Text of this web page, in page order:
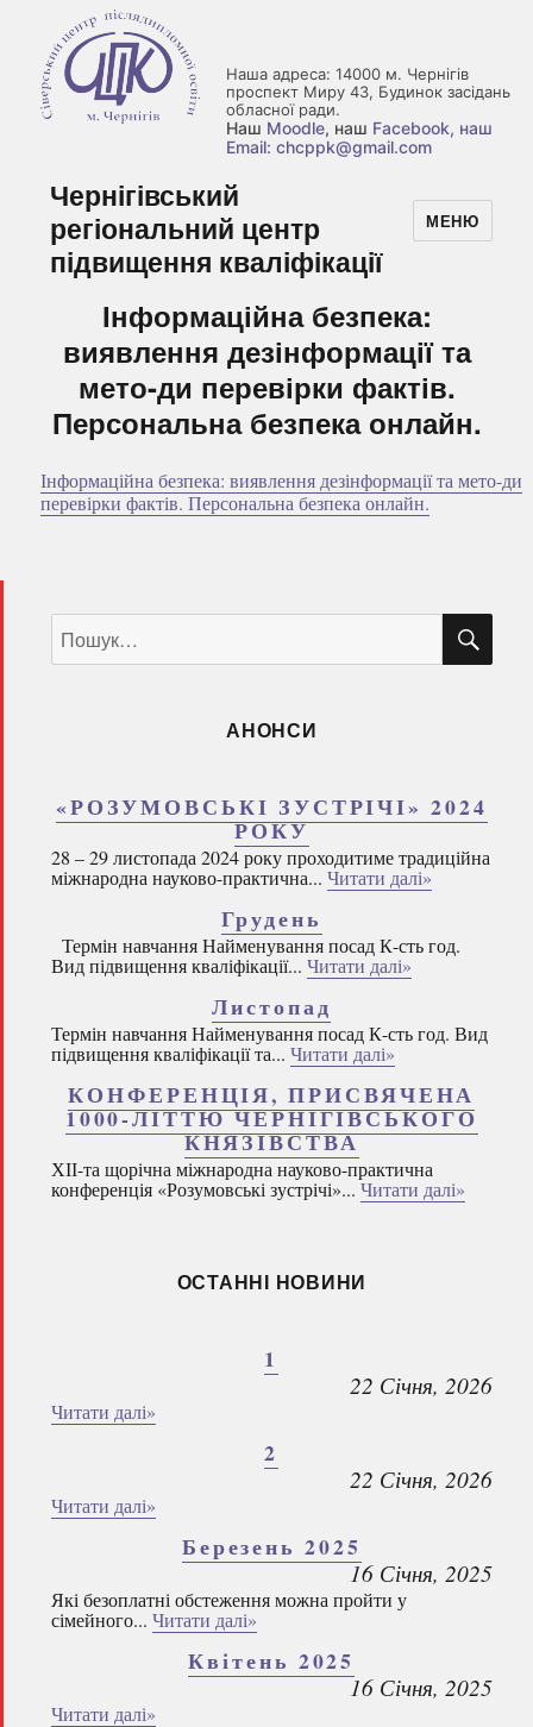
Наша адреса: 14000 м. Чернігів
проспект Миру 43, Будинок засідань
обласної ради.
Наш Moodle, наш Facebook, наш
Email: chcppk@gmail.com
Чернігівський
регіональний центр
підвищення кваліфікації
МЕНЮ
Інформаційна безпека:
виявлення дезінформації та
мето-ди перевірки фактів.
Персональна безпека онлайн.
Інформаційна безпека: виявлення дезінформації та мето-ди
перевірки фактів. Персональна безпека онлайн.
за
запитом:
АНОНСИ
«РОЗУМОВСЬКІ ЗУСТРІЧІ» 2024
РОКУ
28 – 29 листопада 2024 року проходитиме традиційна
міжнародна науково-практична... Читати далі»
Грудень
Термін навчання Найменування посад К-сть год.
Вид підвищення кваліфікації... Читати далі»
Листопад
Термін навчання Найменування посад К-сть год. Вид
підвищення кваліфікації та... Читати далі»
КОНФЕРЕНЦІЯ, ПРИСВЯЧЕНА
1000-ЛІТТЮ ЧЕРНІГІВСЬКОГО
КНЯЗІВСТВА
ХІІ-та щорічна міжнародна науково-практична
конференція «Розумовські зустрічі»... Читати далі»
ОСТАННІ НОВИНИ
1
22 Січня, 2026
Читати далі»
2
22 Січня, 2026
Читати далі»
Березень 2025
16 Січня, 2025
Які безоплатні обстеження можна пройти у
сімейного... Читати далі»
Квітень 2025
16 Січня, 2025
Читати далі»